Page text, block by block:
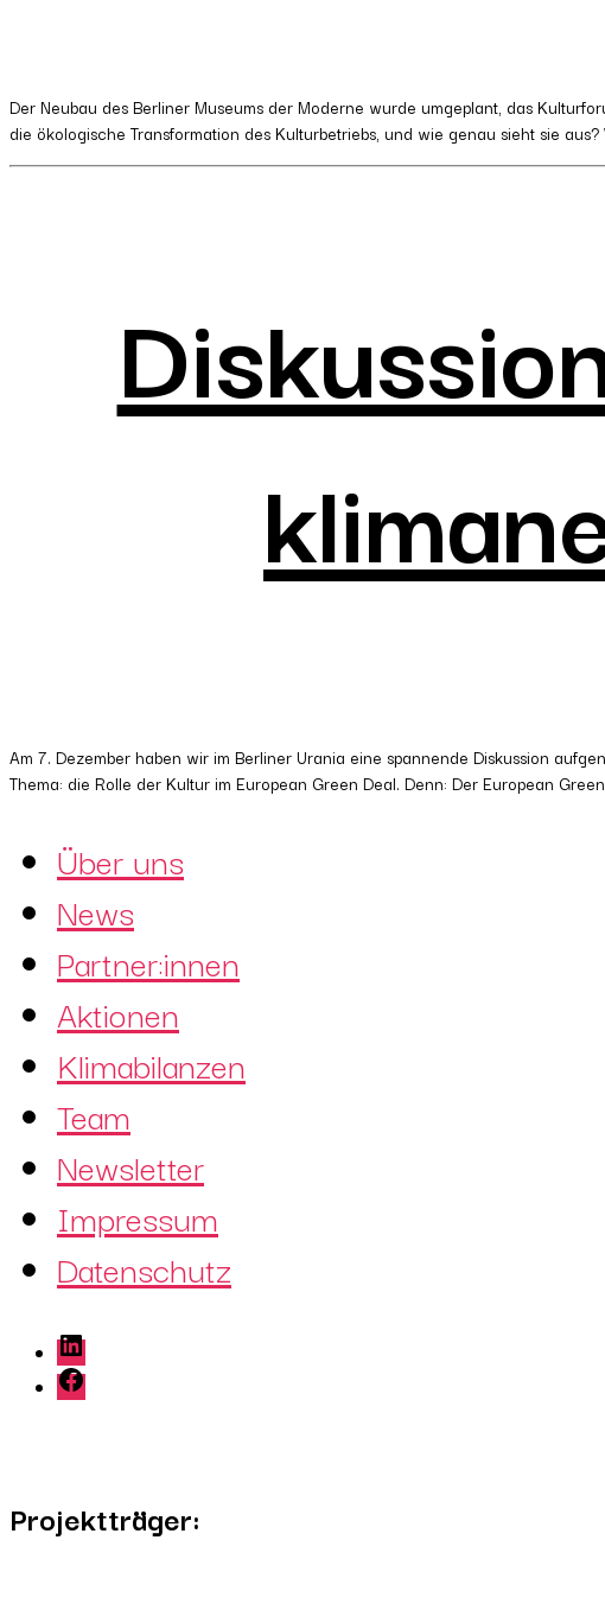
Der Neubau des Berliner Museums der Moderne wurde umgeplant, das
die ökologische Transformation des Kulturbetriebs, und wie genau sieht sie
Am 7. Dezember haben wir im Berliner Urania eine spannende Diskussion
Thema: die Rolle der Kultur im European Green Deal. Denn: Der European
Über uns
News
Partner:innen
Aktionen
Klimabilanzen
Team
Newsletter
Impressum
Datenschutz
LinkedIn
Facebook
Projektträger: